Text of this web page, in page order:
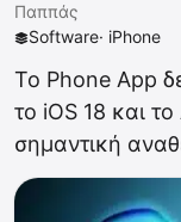
Software· iPhone
Παππάς
To Phone App
το iOS 18 και
σημαντική